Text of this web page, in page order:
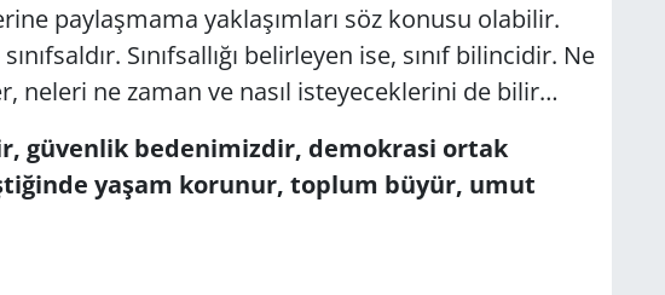
paylaşmama yaklaşımları söz konusu olabilir.
Sınıfsallığı belirleyen ise, sınıf bilincidir. Ne
neleri ne zaman ve nasıl isteyeceklerini de bilir…
güvenlik bedenimizdir, demokrasi ortak
yaşam korunur, toplum büyür, umut